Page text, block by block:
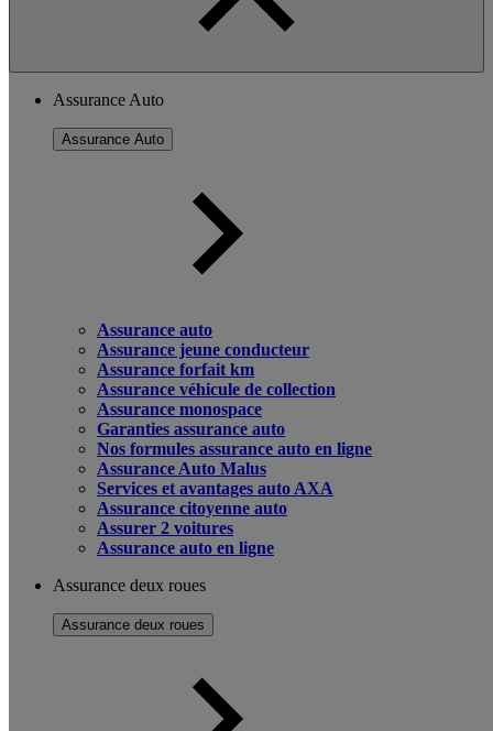
Assurance Auto
Assurance Auto
Assurance auto
Assurance jeune conducteur
Assurance forfait km
Assurance véhicule de collection
Assurance monospace
Garanties assurance auto
Nos formules assurance auto en ligne
Assurance Auto Malus
Services et avantages auto AXA
Assurance citoyenne auto
Assurer 2 voitures
Assurance auto en ligne
Assurance deux roues
Assurance deux roues